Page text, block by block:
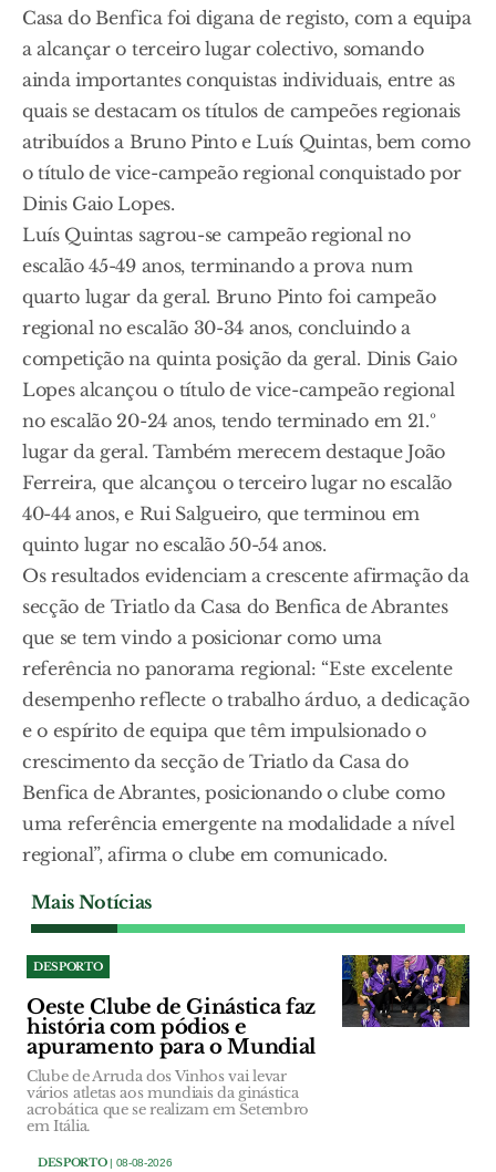
Casa do Benfica foi digana de registo, com a equipa
a alcançar o terceiro lugar colectivo, somando
ainda importantes conquistas individuais, entre as
quais se destacam os títulos de campeões regionais
atribuídos a Bruno Pinto e Luís Quintas, bem como
o título de vice-campeão regional conquistado por
Dinis Gaio Lopes.
Luís Quintas sagrou-se campeão regional no
escalão 45-49 anos, terminando a prova num
quarto lugar da geral. Bruno Pinto foi campeão
regional no escalão 30-34 anos, concluindo a
competição na quinta posição da geral. Dinis Gaio
Lopes alcançou o título de vice-campeão regional
no escalão 20-24 anos, tendo terminado em 21.º
lugar da geral. Também merecem destaque João
Ferreira, que alcançou o terceiro lugar no escalão
40-44 anos, e Rui Salgueiro, que terminou em
quinto lugar no escalão 50-54 anos.
Os resultados evidenciam a crescente afirmação da
secção de Triatlo da Casa do Benfica de Abrantes
que se tem vindo a posicionar como uma
referência no panorama regional: “Este excelente
desempenho reflecte o trabalho árduo, a dedicação
e o espírito de equipa que têm impulsionado o
crescimento da secção de Triatlo da Casa do
Benfica de Abrantes, posicionando o clube como
uma referência emergente na modalidade a nível
regional”, afirma o clube em comunicado.
Mais Notícias
DESPORTO
Oeste Clube de Ginástica faz
história com pódios e
apuramento para o Mundial
Clube de Arruda dos Vinhos vai levar
vários atletas aos mundiais da ginástica
acrobática que se realizam em Setembro
em Itália.
DESPORTO| 08-08-2026